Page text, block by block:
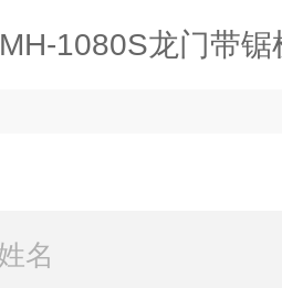
MH-1080S龙门带锯